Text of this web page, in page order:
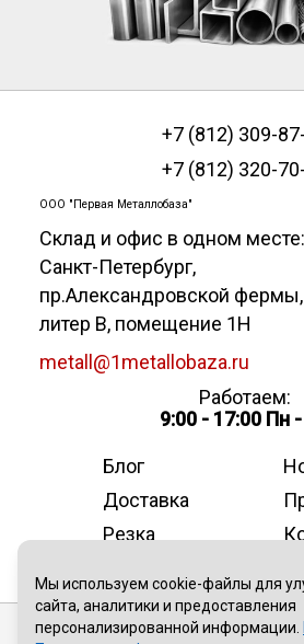
+7 (812) 309-
+7 (812) 320-
ООО "Первая Металлобаза"
Склад и офис в одном месте:
Санкт-Петербург,
пр.Александровской
литер В, помещение 1Н
metall@1metallobaza.ru
Работаем:
9:00 - 17:00 Пн
Блог
Доставка
Резка
Публичная оферта
Мы используем cookie-файлы для
сайта, аналитики и предоставления
персонализированной информации.